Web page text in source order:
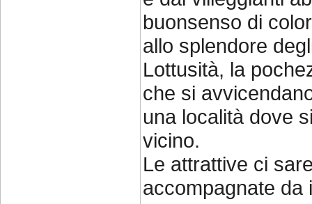
buonsenso di
allo splendore
Lottusità, la
che si
una località dove
vicino.
Le attrattive ci
accompagnate da